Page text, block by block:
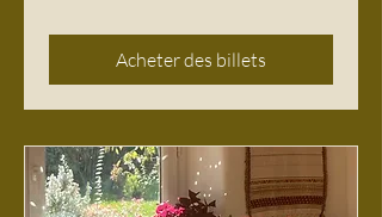
Acheter des billets